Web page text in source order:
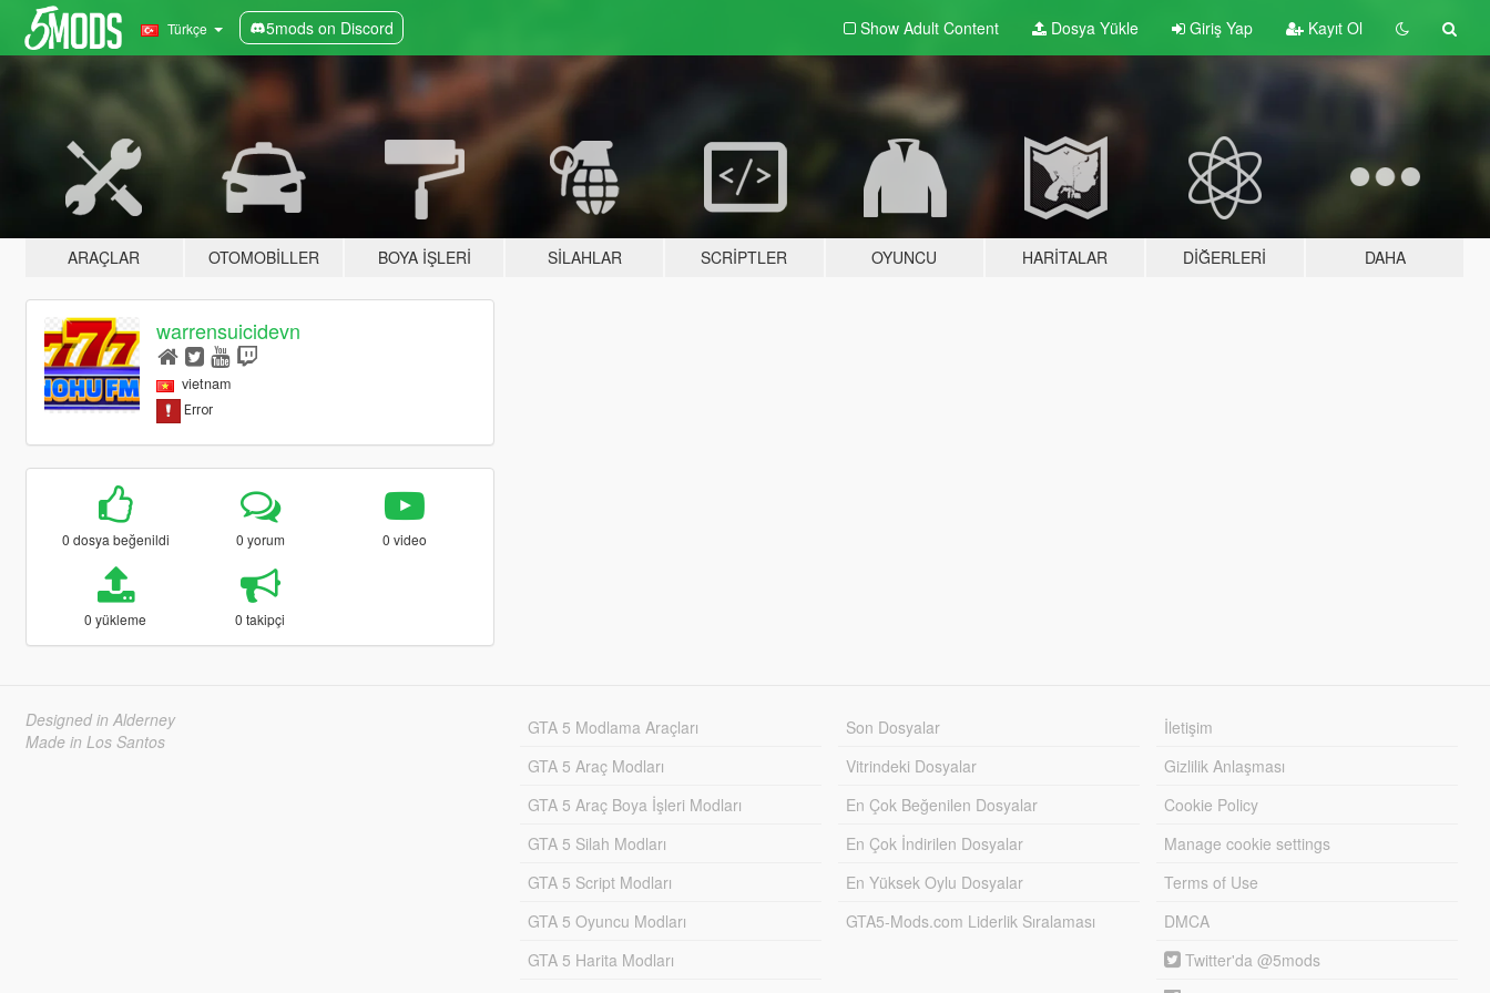
Türkçe 5mods on Discord Show Adult Content Dosya Yükle Giriş Yap Kayıt Ol
ARAÇLAR OTOMOBILLER BOYA İŞLERI SILAHLAR SCRIPTLER OYUNCU HARITALAR DIĞERLERI DAHA
warrensuicidevn
vietnam
0 dosya beğenildi 0 yorum 0 video
0 yükleme 0 takipçi
Designed in Alderney
Made in Los Santos
GTA 5 Modlama Araçları
GTA 5 Araç Modları
GTA 5 Araç Boya İşleri Modları
GTA 5 Silah Modları
GTA 5 Script Modları
GTA 5 Oyuncu Modları
GTA 5 Harita Modları
Son Dosyalar
Vitrindeki Dosyalar
En Çok Beğenilen Dosyalar
En Çok İndirilen Dosyalar
En Yüksek Oylu Dosyalar
GTA5-Mods.com Liderlik Sıralaması
İletişim
Gizlilik Anlaşması
Cookie Policy
Manage cookie settings
Terms of Use
DMCA
Twitter'da @5mods